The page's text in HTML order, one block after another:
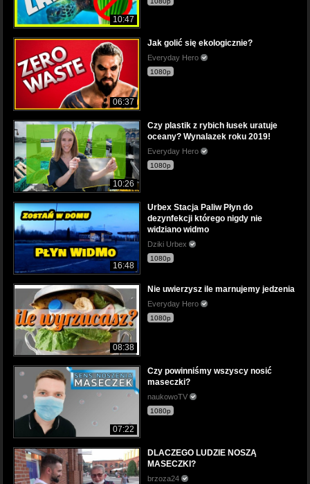
10:47
06:37
Jak golić się ekologicznie?
Everyday Hero
1080p
10:26
Czy plastik z rybich łusek uratuje
oceany? Wynalazek roku 2019!
Everyday Hero
1080p
16:48
Urbex Stacja Paliw Płyn do
dezynfekcji którego nigdy nie
widziano widmo
Dziki Urbex
1080p
08:38
Nie uwierzysz ile marnujemy jedzenia
Everyday Hero
1080p
07:22
Czy powinniśmy wszyscy nosić
maseczki?
naukowoTV
1080p
DLACZEGO LUDZIE NOSZĄ
MASECZKI?
brzoza24